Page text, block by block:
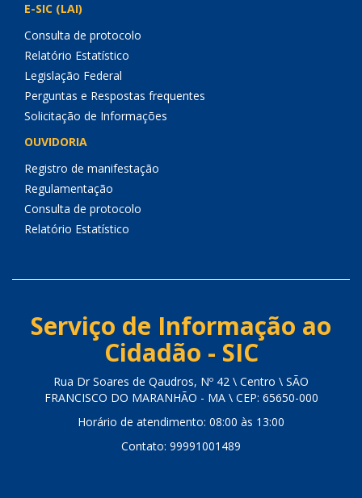
E-SIC (LAI)
Consulta de protocolo
Relatório Estatístico
Legislação Federal
Perguntas e Respostas frequentes
Solicitação de Informações
OUVIDORIA
Registro de manifestação
Regulamentação
Consulta de protocolo
Relatório Estatístico
Serviço de Informação ao
Cidadão - SIC
Rua Dr Soares de Qaudros, Nº 42 \ Centro \ SÃO
FRANCISCO DO MARANHÃO - MA \ CEP: 65650-000
Horário de atendimento: 08:00 às 13:00
Contato: 99991001489